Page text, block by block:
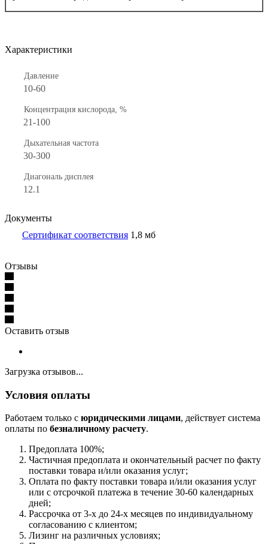
Характеристики
Давление
10-60
Концентрация кислорода, %
21-100
Дыхательная частота
30-300
Диагональ дисплея
12.1
Документы
Сертификат соответствия 1,8 мб
Отзывы
Оставить отзыв
Загрузка отзывов...
Условия оплаты
Работаем только с юридическими лицами, действует система
оплаты по безналичному расчету.
Предоплата 100%;
Частичная предоплата и окончательный расчет по факту
поставки товара и/или оказания услуг;
Оплата по факту поставки товара и/или оказания услуг
или с отсрочкой платежа в течение 30-60 календарных
дней;
Рассрочка от 3-х до 24-х месяцев по индивидуальному
согласованию с клиентом;
Лизинг на различных условиях;